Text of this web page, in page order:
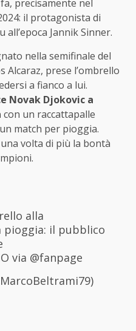
precisamente nel
il protagonista di
Jannik Sinner.
nella semifinale del
Alcaraz, prese l’ombrello
a fianco a lui.
Novak Djokovic a
con un raccattapalle
match per pioggia.
volta di più la bontà
alla
il pubblico
via @fanpage